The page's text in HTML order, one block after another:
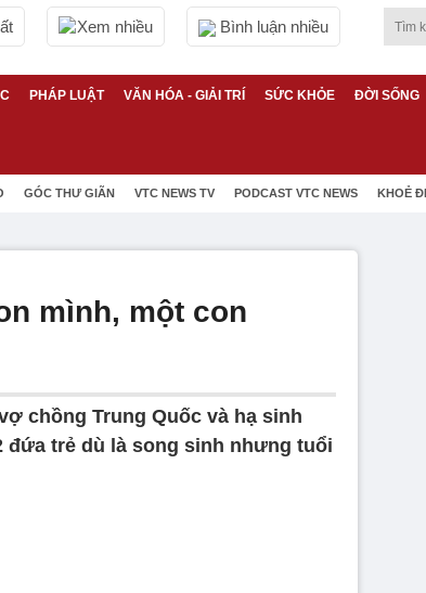
Xem nhiều Bình luận nhiều
PHÁP LUẬT VĂN HÓA - GIẢI TRÍ SỨC KHỎE ĐỜI SỐNG
GÓC THƯ GIÃN VTC NEWS TV PODCAST VTC NEWS KHOẺ
mình, một con
chồng Trung Quốc và hạ sinh
đứa trẻ dù là song sinh nhưng tuổi